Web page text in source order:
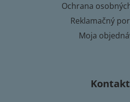
Ochrana
Reklamačný
Moja
Kontakt